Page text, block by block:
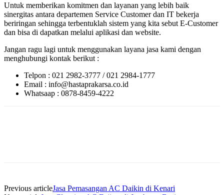
Untuk memberikan komitmen dan layanan yang lebih baik
sinergitas antara departemen Service Customer dan IT bekerja
beriringan sehingga terbentuklah sistem yang kita sebut E-Customer
dan bisa di dapatkan melalui aplikasi dan website.
Jangan ragu lagi untuk menggunakan layana jasa kami dengan
menghubungi kontak berikut :
Telpon : 021 2982-3777 / 021 2984-1777
Email : info@hastaprakarsa.co.id
Whatsaap : 0878-8459-4222
Previous articleJasa Pemasangan AC Daikin di Kenari